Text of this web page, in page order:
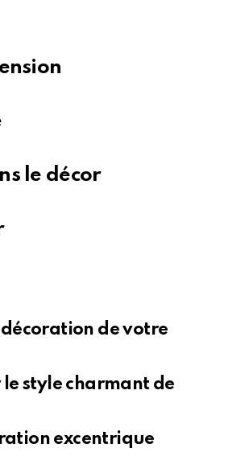
le décor
de votre
style charmant de
excentrique